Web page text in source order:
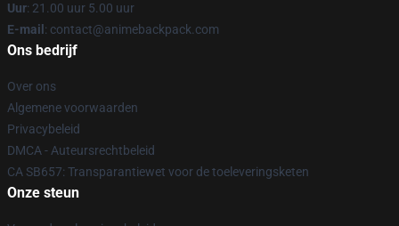
Uur: 21.00 uur 5.00 uur
E-mail : contact@animebackpack.com
Ons bedrijf
Over ons
Algemene voorwaarden
Privacybeleid
DMCA - Auteursrechtbeleid
CA SB657: Transparantiewet voor de toeleveringsketen
Onze steun